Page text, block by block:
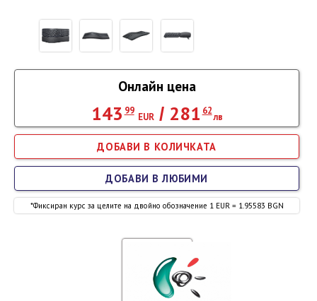
Онлайн цена
143 99
EUR/ 281 62
лв
*Фиксиран курс за целите на двойно обозначение 1 EUR = 1.95583 BGN
ДОБАВИ В ЛЮБИМИ